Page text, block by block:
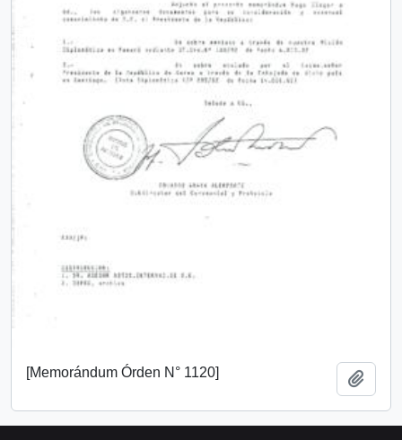
[Memorándum Órden N° 1120]